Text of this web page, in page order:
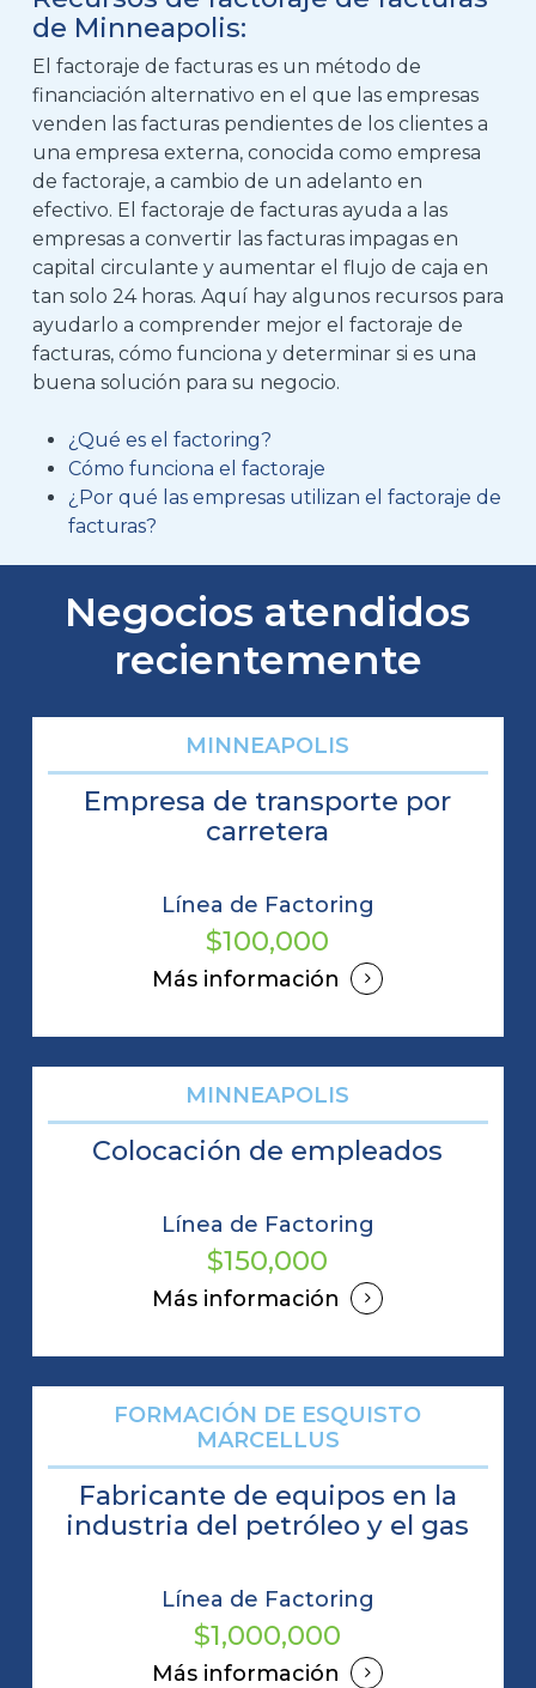
de Minneapolis:
El factoraje de facturas es un método de
financiación alternativo en el que las empresas
venden las facturas pendientes de los clientes a
una empresa externa, conocida como empresa
de factoraje, a cambio de un adelanto en
efectivo. El factoraje de facturas ayuda a las
empresas a convertir las facturas impagas en
capital circulante y aumentar el flujo de caja en
tan solo 24 horas. Aquí hay algunos recursos para
ayudarlo a comprender mejor el factoraje de
facturas, cómo funciona y determinar si es una
buena solución para su negocio.
¿Qué es el factoring?
Cómo funciona el factoraje
¿Por qué las empresas utilizan el factoraje de
facturas?
Negocios atendidos
recientemente
MINNEAPOLIS
Empresa de transporte por
carretera
Línea de Factoring
$100,000
Más información
MINNEAPOLIS
Colocación de empleados
Línea de Factoring
$150,000
Más información
FORMACIÓN DE ESQUISTO
MARCELLUS
Fabricante de equipos en la
industria del petróleo y el gas
Línea de Factoring
$1,000,000
Más información